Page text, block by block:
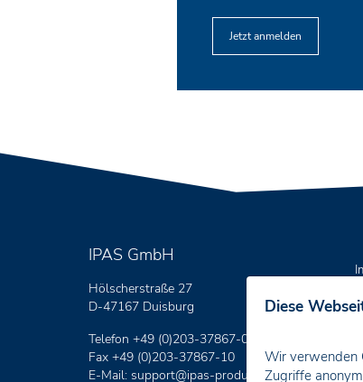
Diese
Wir verwenden
Zugriffe
Jetzt anmelden
IPAS GmbH
Hölscherstraße 27
D-47167 Duisburg
Telefon +49 (0)203-37867-0
Fax +49 (0)203-37867-10
E-Mail: support@ipas-products .com